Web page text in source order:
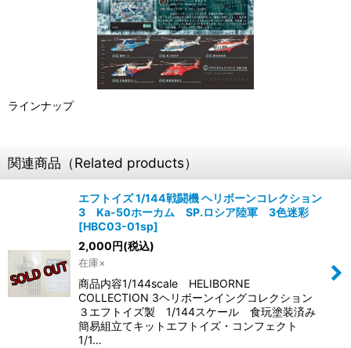
ラインナップ
関連商品（Related products）
エフトイズ 1/144戦闘機 ヘリボーンコレクション
3 Ka-50ホーカム SP.ロシア陸軍 3色迷彩
[HBC03-01sp]
2,000円(税込)
在庫×
商品内容1/144scale HELIBORNE
COLLECTION 3ヘリボーンイングコレクション
３エフトイズ製 1/144スケール 食玩塗装済み
簡易組立てキットエフトイズ・コンフェクト
1/1…